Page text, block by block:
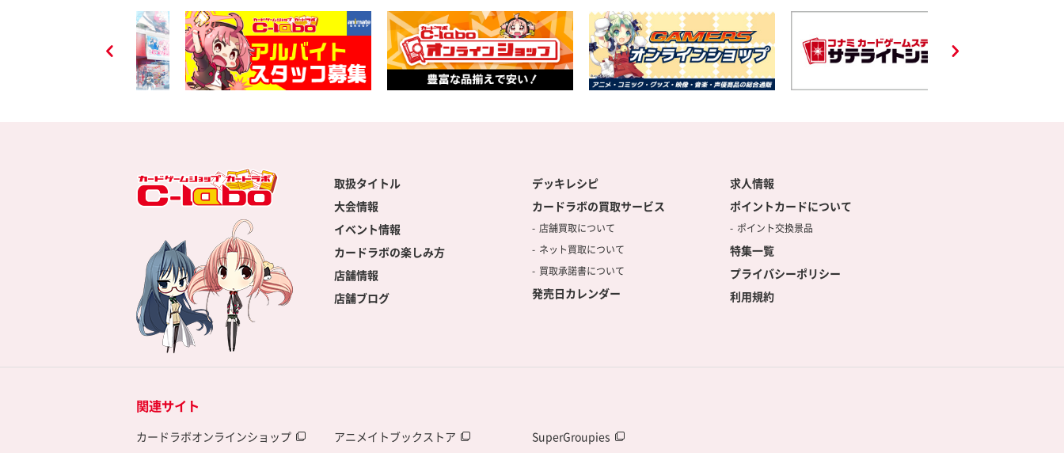
取扱タイトル
大会情報
イベント情報
カードラボの楽しみ方
店舗情報
店舗ブログ
デッキレシピ
カードラボの買取サービス
店舗買取について
ネット買取について
買取承諾書について
発売日カレンダー
求人情報
ポイントカードについて
ポイント交換景品
特集一覧
プライバシーポリシー
利用規約
関連サイト
カードラボオンラインショップ
アニメイトブックストア
SuperGroupies